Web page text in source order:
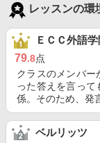
レッスンの環
ＥＣＣ外語
79.8点
クラスのメンバー
った答えを言っ
係。そのため、発
ベルリッツ